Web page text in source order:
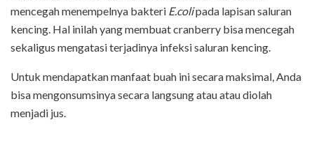
mencegah menempelnya bakteri E.colipada lapisan saluran
kencing. Hal inilah yang membuat cranberry bisa mencegah
sekaligus mengatasi terjadinya infeksi saluran kencing.
Untuk mendapatkan manfaat buah ini secara maksimal, Anda
bisa mengonsumsinya secara langsung atau atau diolah
menjadi jus.